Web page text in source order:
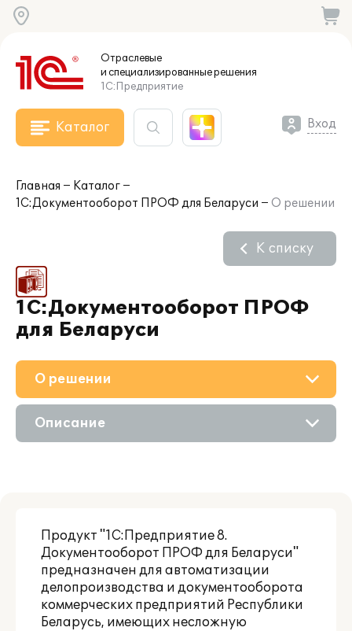
Отраслевые
и специализированныерешения
1С:Предприятие
Каталог Вход
Главная
Каталог
1С:Документооборот ПРОФ для Беларуси
О решении
1С:Документооборот ПРОФ
для Беларуси
К списку
О решении
Приобретение
Описание
Продукт "1С:Предприятие 8.
Документооборот ПРОФ для Беларуси"
предназначен для автоматизации
делопроизводства и документооборота
коммерческих предприятий Республики
Беларусь, имеющих несложную